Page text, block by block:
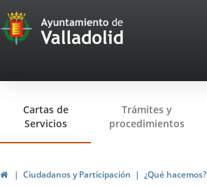
Transparencia
Menu
Transparencia
Cartas de
Servicios
Trámites y
procedimientos
HomeCiudadanos y Participación ¿Qué hacemos?